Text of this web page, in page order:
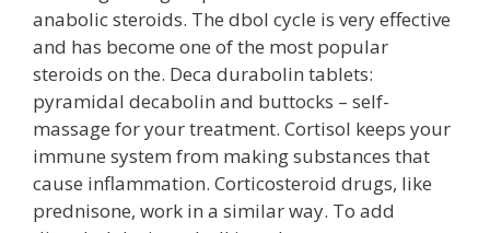
anabolic steroids. The dbol cycle is very effective
and has become one of the most popular
steroids on the. Deca durabolin tablets:
pyramidal decabolin and buttocks – self-
massage for your treatment. Cortisol keeps your
immune system from making substances that
cause inflammation. Corticosteroid drugs, like
prednisone, work in a similar way. To add